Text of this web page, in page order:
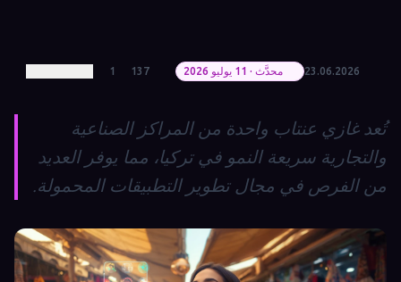
23.06.2026 محدَّث · 11 يوليو 2026 137
1
تُعد غازي عنتاب واحدة من المراكز الصناعية
والتجارية سريعة النمو في تركيا، مما يوفر العديد
من الفرص في مجال تطوير التطبيقات المحمولة.